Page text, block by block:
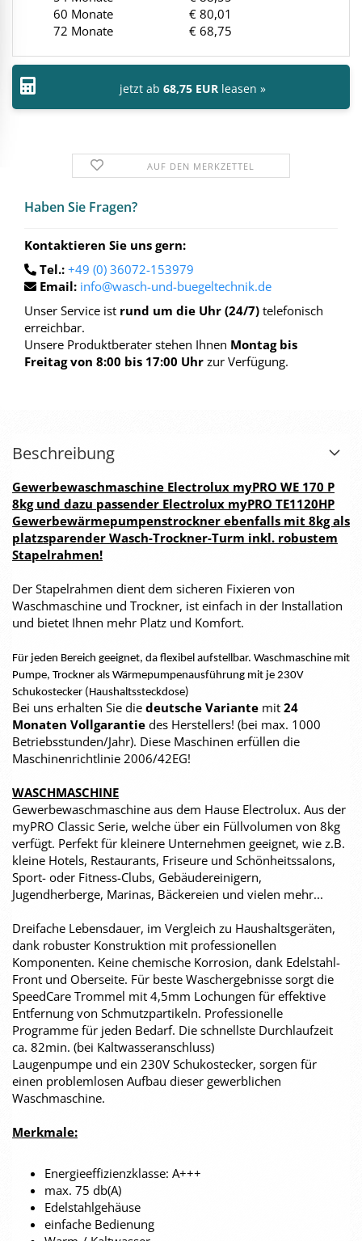
60 Monate
€ 80,01
72 Monate
€ 68,75
jetzt ab 68,75 EUR leasen »
AUF DEN MERKZETTEL
Haben Sie Fra­gen?
Kontaktieren Sie uns gern:
Tel.: +49 (0) 36072-153979
Email: info@wasch-und-buegeltechnik.de
Unser Service ist rund um die Uhr (24/7) telefonisch
erreichbar.
Unsere Produktberater stehen Ihnen Montag bis
Freitag von 8:00 bis 17:00 Uhr zur Verfügung.
Beschreibung
Gewerbewaschmaschine Electrolux myPRO WE 170 P
8kg und dazu passender Electrolux myPRO TE1120HP
Gewerbewärmepumpenstrockner ebenfalls mit 8kg als
platzsparender Wasch-Trockner-Turm inkl. robustem
Stapelrahmen!
Der Stapelrahmen dient dem sicheren Fixieren von
Waschmaschine und Trockner, ist einfach in der Installation
und bietet Ihnen mehr Platz und Komfort.
Für jeden Bereich geeignet, da flexibel aufstellbar. Waschmaschine mit
Pumpe, Trockner als Wärmepumpenausführung mit je 230V
Schukostecker (Haushaltssteckdose)
Bei uns erhalten Sie die deutsche Variante mit 24
Monaten Vollgarantie des Herstellers! (bei max. 1000
Betriebsstunden/Jahr). Diese Maschinen erfüllen die
Maschinenrichtlinie 2006/42EG!
WASCHMASCHINE
Gewerbewaschmaschine aus dem Hause Electrolux. Aus der
myPRO Classic Serie, welche über ein Füllvolumen von 8kg
verfügt. Perfekt für kleinere Unternehmen geeignet, wie z.B.
kleine Hotels, Restaurants, Friseure und Schönheitssalons,
Sport- oder Fitness-Clubs, Gebäudereinigern,
Jugendherberge, Marinas, Bäckereien und vielen mehr...
Dreifache Lebensdauer, im Vergleich zu Haushaltsgeräten,
dank robuster Konstruktion mit professionellen
Komponenten. Keine chemische Korrosion, dank Edelstahl-
Front und Oberseite. Für beste Waschergebnisse sorgt die
SpeedCare Trommel mit 4,5mm Lochungen für effektive
Entfernung von Schmutzpartikeln. Professionelle
Programme für jeden Bedarf. Die schnellste Durchlaufzeit
ca. 82min. (bei Kaltwasseranschluss)
Laugenpumpe und ein 230V Schukostecker, sorgen für
einen problemlosen Aufbau dieser gewerblichen
Waschmaschine.
Merkmale:
Energieeffizienzklasse: A+++
max. 75 db(A)
Edelstahlgehäuse
einfache Bedienung